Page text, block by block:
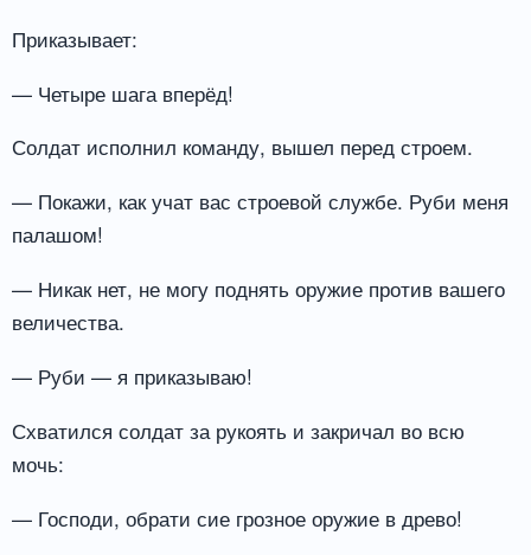
Приказывает:
— Четыре шага вперёд!
Солдат исполнил команду, вышел перед строем.
— Покажи, как учат вас строевой службе. Руби меня
палашом!
— Никак нет, не могу поднять оружие против вашего
величества.
— Руби — я приказываю!
Схватился солдат за рукоять и закричал во всю
мочь:
— Господи, обрати сие грозное оружие в древо!